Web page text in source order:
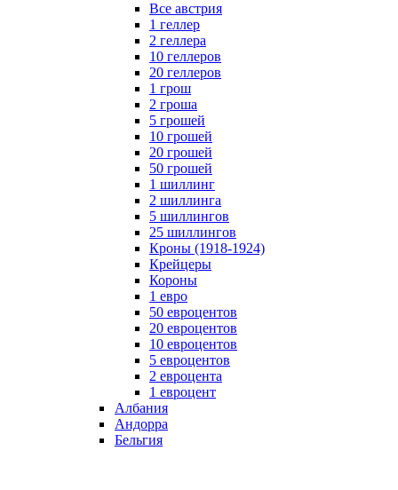
Все австрия
1 геллер
2 геллера
10 геллеров
20 геллеров
1 грош
2 гроша
5 грошей
10 грошей
20 грошей
50 грошей
1 шиллинг
2 шиллинга
5 шиллингов
25 шиллингов
Кроны (1918-1924)
Крейцеры
Короны
1 евро
50 евроцентов
20 евроцентов
10 евроцентов
5 евроцентов
2 евроцента
1 евроцент
Албания
Андорра
Бельгия